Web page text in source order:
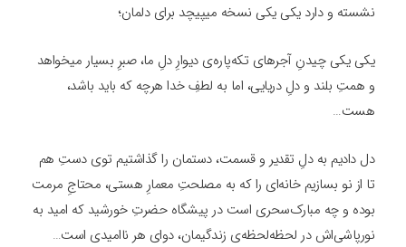
نشسته و دارد یکی یکی نسخه میپیچد برای دلمان؛
یکی یکی چیدنِ آجرهای تکه‌پاره‌ی دیوارِ دلِ ما، صبرِ بسیار میخواهد
و همتِ بلند و دلِ دریایی، اما به لطفِ خدا هرچه که باید باشد،
هست…
دل دادیم به دلِ تقدیر و قسمت، دستمان را گذاشتیم توی دستِ هم
تا از نو بسازیم خانه‌ای را که به مصلحتِ معمارِ هستی، محتاجِ مرمت
بوده و چه مبارک‌سحری است در پیشگاه حضرتِ خورشید که امید به
نورپاشی‌اش در لحظه‌لحظه‌ی زندگیمان، دوای هر ناامیدی است…